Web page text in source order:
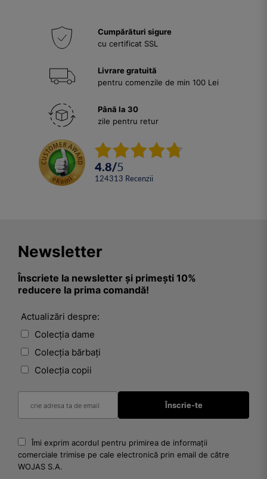
Cumpărături sigure
cu certificat SSL
Livrare gratuită
pentru comenzile de min 100 Lei
Până la 30
zile pentru retur
4.8/5
124313 Recenzii
Newsletter
Înscriete la newsletter și primești 10%
reducere la prima comandă!
Actualizări despre:
Colecția dame
Colecția bărbați
Colecția copii
Îmi exprim acordul pentru primirea de informații
comerciale trimise pe cale electronică prin email de către
WOJAS S.A.